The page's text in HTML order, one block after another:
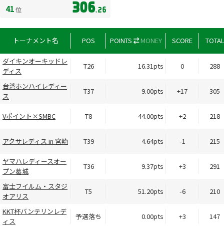
306.26
41位
トーナメント名 POS POINTS MONEY SCORE TOTAL
ダイキンオーキッドレ
ディス
T26 16.31pts 0 288
台湾ホンハイレディー
ス
T37 9.00pts +17 305
Vポイント×SMBC T8 44.00pts +2 218
アクサレディス in 宮崎 T39 4.64pts -1 215
ヤマハレディースオー
プン葛城
T36 9.37pts +3 291
富士フイルム・スタジ
オアリス
T5 51.20pts -6 210
KKT杯バンテリンレデ
ィス
予選落ち 0.00pts +3 147